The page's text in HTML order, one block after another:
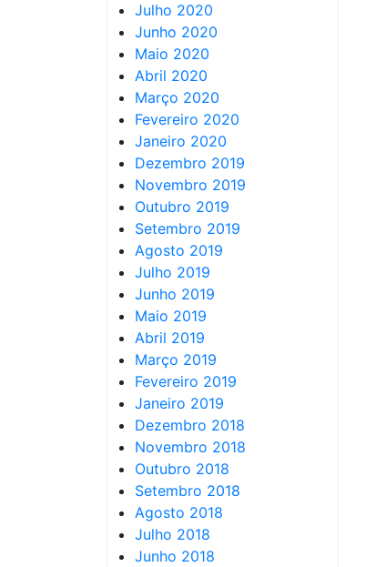
Julho 2020
Junho 2020
Maio 2020
Abril 2020
Março 2020
Fevereiro 2020
Janeiro 2020
Dezembro 2019
Novembro 2019
Outubro 2019
Setembro 2019
Agosto 2019
Julho 2019
Junho 2019
Maio 2019
Abril 2019
Março 2019
Fevereiro 2019
Janeiro 2019
Dezembro 2018
Novembro 2018
Outubro 2018
Setembro 2018
Agosto 2018
Julho 2018
Junho 2018